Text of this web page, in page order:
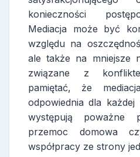
konieczności
Mediacja może być
względu na
ale także na mniejsze
związane z
pamiętać, że
odpowiednia dla każdej
występują poważne
przemoc domowa
współpracy ze strony